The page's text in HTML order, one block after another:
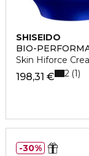
SHISEIDO
BIO-
Skin Hiforce
198,31 € 2 1
30%